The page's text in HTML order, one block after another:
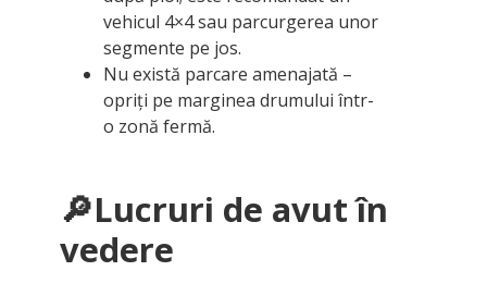
vehicul 4×4 sau parcurgerea unor
segmente pe jos.
Nu există parcare amenajată –
opriți pe marginea drumului într-
o zonă fermă.
🔎Lucruri de avut în
vedere